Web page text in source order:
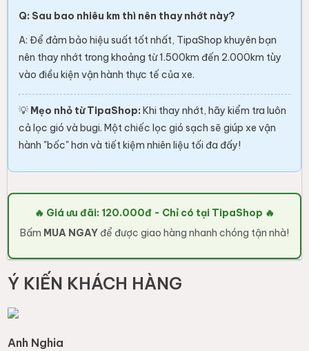
Q: Sau bao nhiêu km thì nên thay nhớt này?
A: Để đảm bảo hiệu suất tốt nhất, TipaShop khuyên bạn
nên thay nhớt trong khoảng từ 1.500km đến 2.000km tùy
vào điều kiện vận hành thực tế của xe.
💡 Mẹo nhỏ từ TipaShop: Khi thay nhớt, hãy kiểm tra luôn
cả lọc gió và bugi. Một chiếc lọc gió sạch sẽ giúp xe vận
hành "bốc" hơn và tiết kiệm nhiên liệu tối đa đấy!
🔥 Giá ưu đãi: 120.000đ - Chỉ có tại TipaShop 🔥
Bấm MUA NGAY để được giao hàng nhanh chóng tận nhà!
Ý KIẾN KHÁCH HÀNG
Anh Nghia